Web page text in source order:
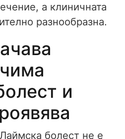
а клиничната
разнообразна.
и
болест не е